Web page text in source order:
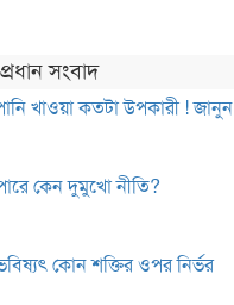
প্রধান সংবাদ
খাওয়া কতটা উপকারী ! জানুন
কেন দুমুখো নীতি?
কোন শক্তির ওপর নির্ভর